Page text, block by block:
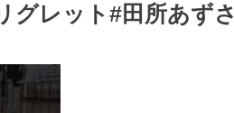
グレット#田所あずさ